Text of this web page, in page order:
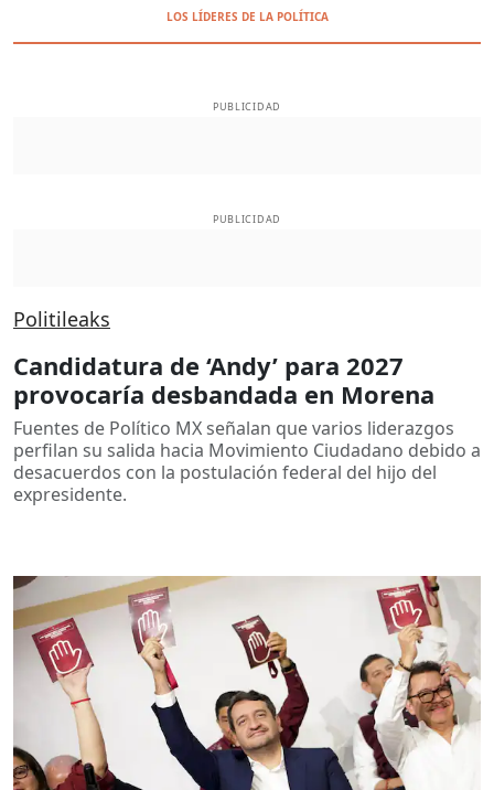
LOS LÍDERES DE LA POLÍTICA
PUBLICIDAD
PUBLICIDAD
Politileaks
Candidatura de ‘Andy’ para 2027
provocaría desbandada en Morena
Fuentes de Político MX señalan que varios liderazgos
perfilan su salida hacia Movimiento Ciudadano debido a
desacuerdos con la postulación federal del hijo del
expresidente.